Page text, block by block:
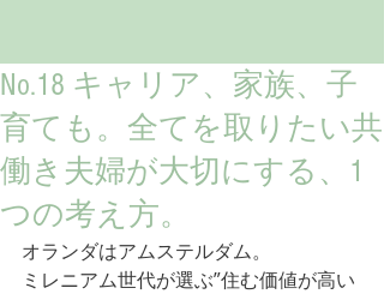
No.18 キャリア、家族、子
育ても。全てを取りたい共
働き夫婦が大切にする、1
つの考え方。
オランダはアムステルダム。
ミレニアム世代が選ぶ”住む価値が高い